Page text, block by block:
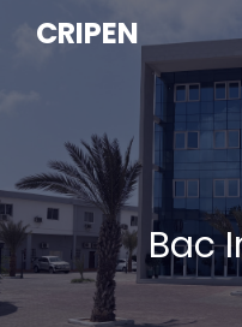
CRIPEN
Bac